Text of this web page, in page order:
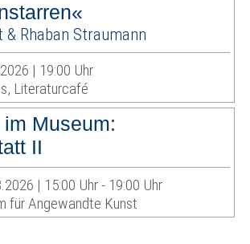
Rhaban Straumann
| 19:00 Uhr
Literaturcafé
Museum:
II
| 15:00 Uhr - 19:00 Uhr
für Angewandte Kunst